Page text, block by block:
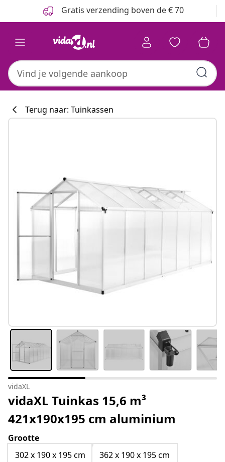
Gratis verzending boven de € 70
Terug naar: Tuinkassen
vidaXL
vidaXL Tuinkas 15,6 m³
421x190x195 cm aluminium
Grootte
302 x 190 x 195 cm
362 x 190 x 195 cm